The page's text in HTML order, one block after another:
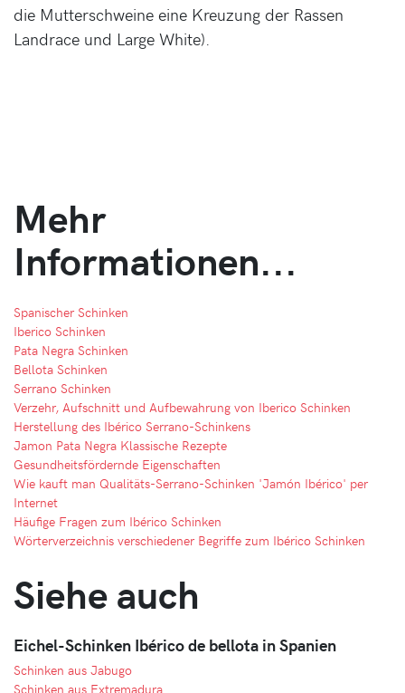
die Mutterschweine eine Kreuzung der Rassen
Landrace und Large White).
Mehr
Informationen...
Spanischer Schinken
Iberico Schinken
Pata Negra Schinken
Bellota Schinken
Serrano Schinken
Verzehr, Aufschnitt und Aufbewahrung von Iberico Schinken
Herstellung des Ibérico Serrano-Schinkens
Jamon Pata Negra Klassische Rezepte
Gesundheitsfördernde Eigenschaften
Wie kauft man Qualitäts-Serrano-Schinken 'Jamón Ibérico' per
Internet
Häufige Fragen zum Ibérico Schinken
Wörterverzeichnis verschiedener Begriffe zum Ibérico Schinken
Siehe auch
Eichel-Schinken Ibérico de bellota in Spanien
Schinken aus Jabugo
Schinken aus Extremadura